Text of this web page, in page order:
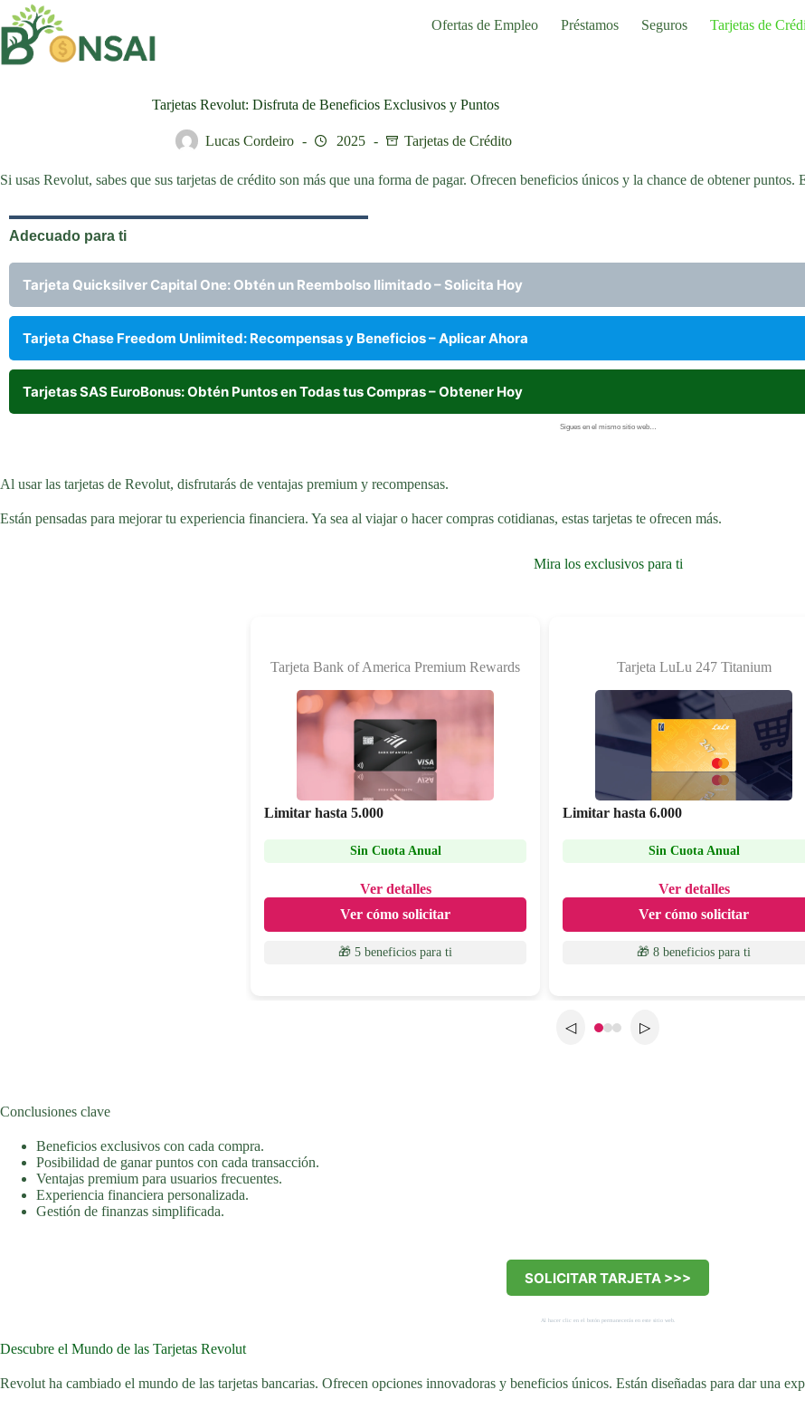
Saltar
al
contenido
Ofertas de Empleo Préstamos Seguros Tarjetas de
Tarjetas Revolut: Disfruta de Beneficios Exclusivos y Puntos
Lucas Cordeiro 2025 Tarjetas de Crédito
Si usas Revolut, sabes que sus tarjetas de crédito son más que una forma de pagar. Ofrecen beneficios únicos y la chance de obtener puntos.
Adecuado para ti
Tarjeta Quicksilver Capital One: Obtén un Reembolso Ilimitado – Solicita Hoy
Tarjeta Chase Freedom Unlimited: Recompensas y Beneficios – Aplicar Ahora
Tarjetas SAS EuroBonus: Obtén Puntos en Todas tus Compras – Obtener Hoy
Sigues en el mismo sitio web…
Al usar las tarjetas de Revolut, disfrutarás de ventajas premium y recompensas.
Están pensadas para mejorar tu experiencia financiera. Ya sea al viajar o hacer compras cotidianas, estas tarjetas te ofrecen más.
Mira los exclusivos para ti
Tarjeta Bank of America Premium Rewards
Limitar hasta 5.000
Sin Cuota Anual
Ver detalles
Ver cómo solicitar
🎁 5 beneficios para ti
Tarjeta LuLu 247 Titanium
Limitar hasta 6.000
Sin Cuota Anual
Ver detalles
Ver cómo solicitar
🎁 8 beneficios para ti
◁ ▷
Conclusiones clave
Beneficios exclusivos con cada compra.
Posibilidad de ganar puntos con cada transacción.
Ventajas premium para usuarios frecuentes.
Experiencia financiera personalizada.
Gestión de finanzas simplificada.
SOLICITAR TARJETA >>>
Al hacer clic en el botón permanecerás en este sitio web.
Descubre el Mundo de las Tarjetas Revolut
Revolut ha cambiado el mundo de las tarjetas bancarias. Ofrecen opciones innovadoras y beneficios únicos. Están diseñadas para dar una